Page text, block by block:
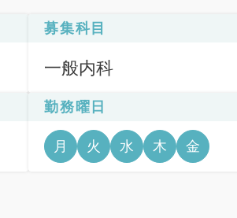
募集科目
一般内科
勤務曜日
月 火 水 木 金